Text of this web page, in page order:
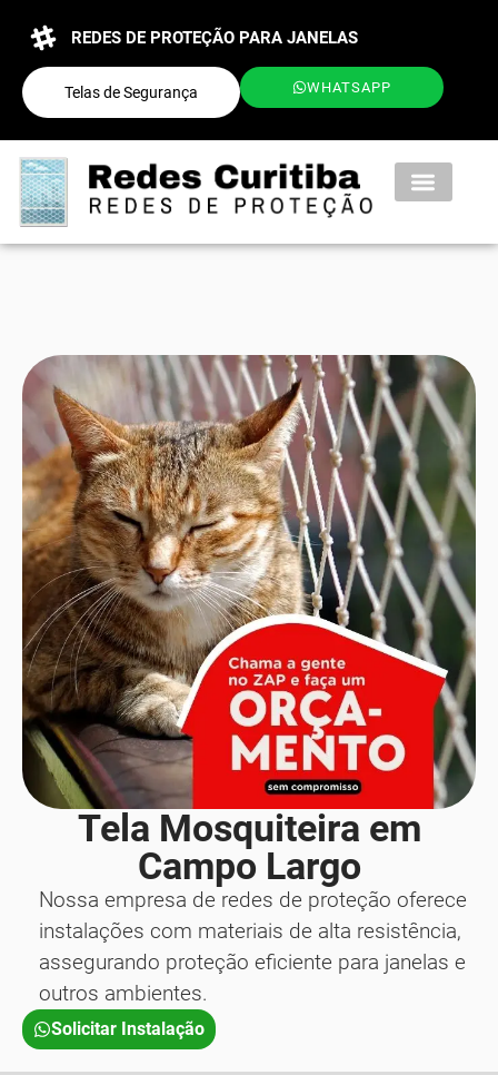
REDES DE PROTEÇÃO PARA JANELAS
Telas de Segurança WHATSAPP
Tela Mosquiteira em
Campo Largo
Nossa empresa de redes de proteção oferece
instalações com materiais de alta resistência,
assegurando proteção eficiente para janelas e
outros ambientes.
Solicitar Instalação